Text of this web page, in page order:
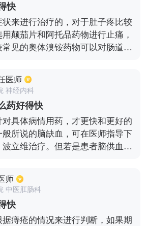
快
状来进行治疗的，对于肚子疼比较
颠茄片和阿托品药物进行止痛，
见的奥体溴铵药物可以对肠道运
短期服药，长时间服药会对身体产
脱石散对于因病毒而引起消化道疾
效果，如果因细菌感染而导致的
治疗。
医师
神经内科
药好得快
具体病情用药，才更快和更好的
所说的脑缺血，可在医师指导下
立维治疗。但若是患者脑供血不
抗凝治疗。其中包括利伐沙班、华
治疗。还需进行调脂治疗，常用药
伐他汀口服治疗。结合具体病情
法，辅助以中成药金纳多治疗。
师
中医肛肠科
快
痔疮的情况来进行判断，如果期